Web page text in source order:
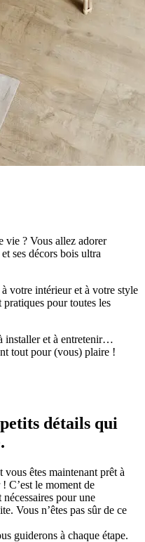
vie ? Vous allez adorer
ses décors bois ultra
votre intérieur et à votre style
pour toutes les
installer et à entretenir…
tout pour (vous) plaire !
détails qui
êtes maintenant prêt à
C’est le moment de
pour une
Vous n’êtes pas sûr de ce
guiderons à chaque étape.